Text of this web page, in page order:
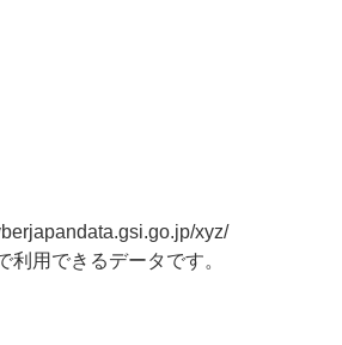
xyz/
用できるデータです。